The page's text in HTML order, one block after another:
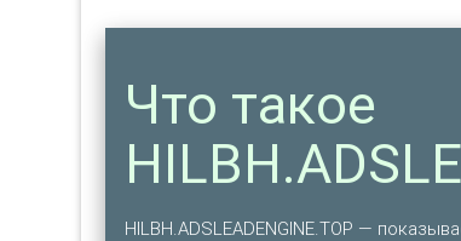
Что такое
HILBH.ADSLEADENGINE.TOP —